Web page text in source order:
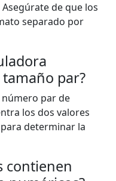
de que los
separado por
par?
par de
los dos valores
determinar la
contienen